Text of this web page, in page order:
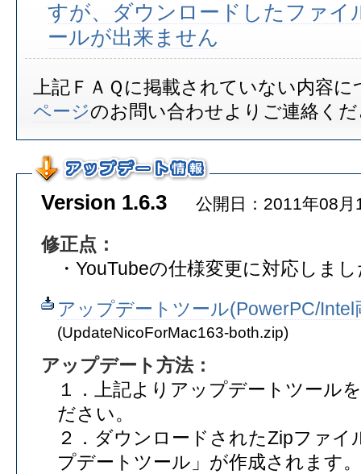
すが、ダウンロードしたファイ
ールが出来ません
上記ＦＡＱに掲載されていない内容
ページのお問い合わせよりご連絡く
Version 1.6.3 公開日：2011年08月
修正点：
・YouTubeの仕様変更に対応しま
アップデートツール(PowerPC/
(UpdateNicoForMac163-both.zip)
アップデート方法：
１．上記よりアップデートツール
ださい。
２．ダウンロードされたZipファイ
プデートツール」が作成されます。